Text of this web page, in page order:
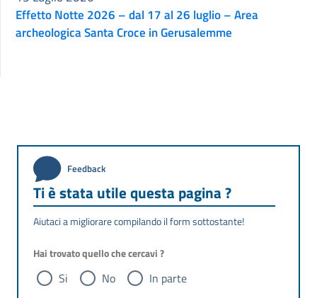
Effetto Notte 2026 – dal 17 al 26 luglio – Area
archeologica Santa Croce in Gerusalemme
Feedback
Ti è stata utile questa pagina ?
Aiutaci a migliorare compilando il form sottostante!
Hai trovato quello che cercavi ?
Si No In parte